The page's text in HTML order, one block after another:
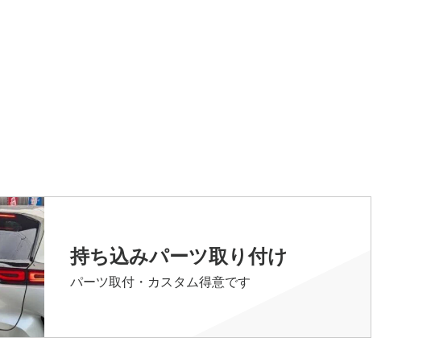
持ち込みパーツ取り付け
パーツ取付・カスタム得意です